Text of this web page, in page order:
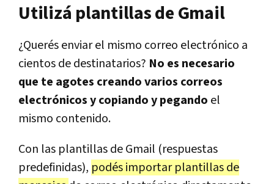
Utilizá plantillas de Gmail
¿Querés enviar el mismo correo electrónico a
cientos de destinatarios? No es necesario
que te agotes creando varios correos
electrónicos y copiando y pegando el
mismo contenido.
Con las plantillas de Gmail (respuestas
predefinidas), podés importar plantillas de